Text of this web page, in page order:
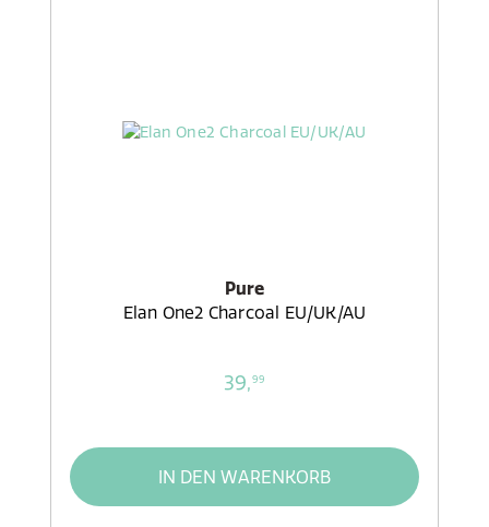
Pure
Elan One2 Charcoal EU/UK/AU
39,99
IN DEN WARENKORB